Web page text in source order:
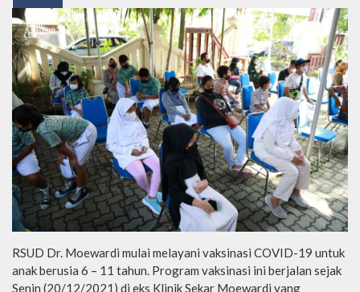
RSUD Dr. Moewardi mulai melayani vaksinasi COVID-19 untuk
anak berusia 6 – 11 tahun. Program vaksinasi ini berjalan sejak
Senin (20/12/2021) di eks Klinik Sekar Moewardi yang